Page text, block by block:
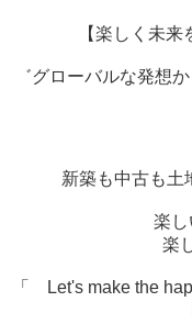
【楽しく未
゛グローバルな発想
新築も中古も土
楽し
楽
「 Let's make the